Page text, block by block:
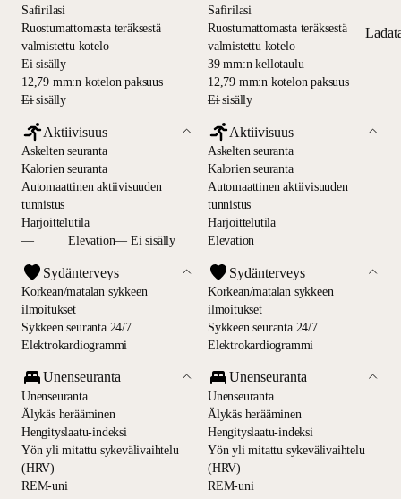
Safirilasi
Ruostumattomasta teräksestä
valmistettu kotelo
—
Ei sisälly
12,79 mm:n kotelon paksuus
—
Ei sisälly
Aktiivisuus
Askelten seuranta
Kalorien seuranta
Automaattinen aktiivisuuden
tunnistus
Harjoittelutila
—
Elevation— Ei sisälly
Sydänterveys
Korkean/matalan sykkeen
ilmoitukset
Sykkeen seuranta 24/7
Elektrokardiogrammi
Unenseuranta
Unenseuranta
Älykäs herääminen
Hengityslaatu-indeksi
Yön yli mitattu sykevälivaihtelu
(HRV)
REM-uni
Safirilasi
Ruostumattomasta teräksestä
valmistettu kotelo
39 mm:n kellotaulu
12,79 mm:n kotelon paksuus
—
Ei sisälly
Aktiivisuus
Askelten seuranta
Kalorien seuranta
Automaattinen aktiivisuuden
tunnistus
Harjoittelutila
Elevation
Sydänterveys
Korkean/matalan sykkeen
ilmoitukset
Sykkeen seuranta 24/7
Elektrokardiogrammi
Unenseuranta
Unenseuranta
Älykäs herääminen
Hengityslaatu-indeksi
Yön yli mitattu sykevälivaihtelu
(HRV)
REM-uni